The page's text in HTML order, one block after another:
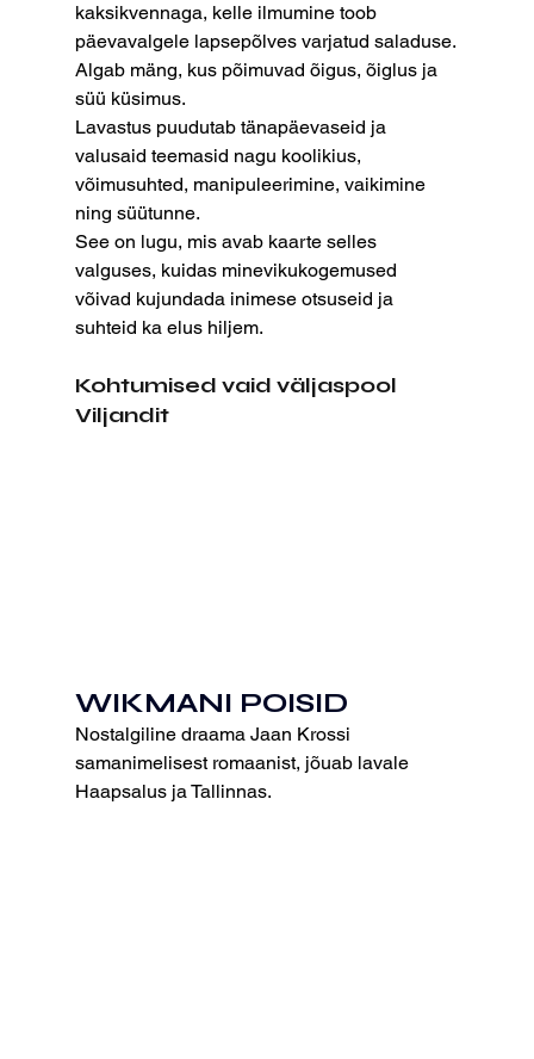
kaksikvennaga, kelle ilmumine toob
päevavalgele lapsepõlves varjatud saladuse.
Algab mäng, kus põimuvad õigus, õiglus ja
süü küsimus.
Lavastus puudutab tänapäevaseid ja
valusaid teemasid nagu koolikius,
võimusuhted, manipuleerimine, vaikimine
ning süütunne.
See on lugu, mis avab kaarte selles
valguses, kuidas minevikukogemused
võivad kujundada inimese otsuseid ja
suhteid ka elus hiljem.
Kohtumised vaid väljaspool
Viljandit
WIKMANI POISID
Nostalgiline draama Jaan Krossi
samanimelisest romaanist, jõuab lavale
Haapsalus ja Tallinnas.